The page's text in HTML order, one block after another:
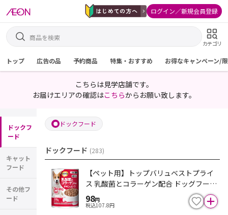
ログイン／新規会員登録
カテゴリ
トップ 広告の品 予約商品 特集・おすすめ お得なキャンペーン/
こちらは見学店舗です。
お届けエリアの確認はこちらからお願い致します。
ドックフ
ード
キャット
フード
その他フ
ード
ドックフード
ドックフード (283)
【ペット用】トップバリュベストプライ
ス 乳酸菌とコラーゲン配合 ドッグフード
チキン＆ビーフ 成犬用 375g
98円
税込107.8円